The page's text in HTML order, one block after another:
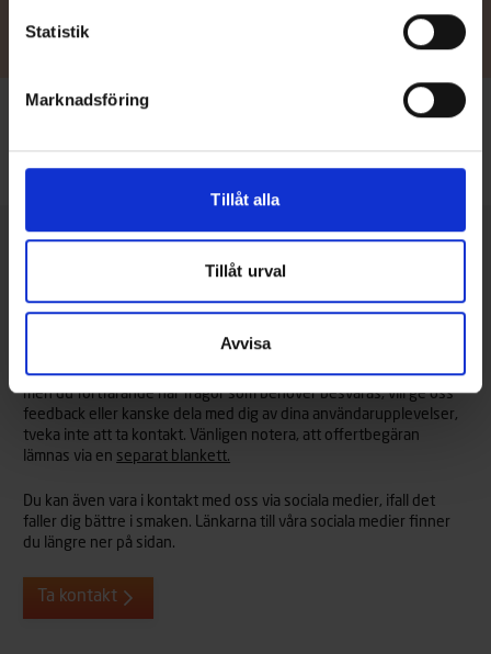
Statistik
Marknadsföring
Tillåt alla
Tillåt urval
Avvisa
Väckte vi ditt intresse?
Vi hjälper dig mer än gärna med alla frågor du kan tänkas ha om
våra Terhi-båtar eller tillbehör. Så om vi har väckt ditt intresse,
men du fortfarande har frågor som behöver besvaras, vill ge oss
feedback eller kanske dela med dig av dina användarupplevelser,
tveka inte att ta kontakt. Vänligen notera, att offertbegäran
lämnas via en separat blankett.
Du kan även vara i kontakt med oss via sociala medier, ifall det
faller dig bättre i smaken. Länkarna till våra sociala medier finner
du längre ner på sidan.
Ta kontakt